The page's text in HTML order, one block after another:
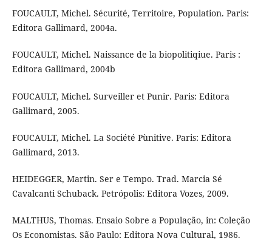
FOUCAULT, Michel. Sécurité, Territoire, Population. Paris:
Editora Gallimard, 2004a.
FOUCAULT, Michel. Naissance de la biopolitiqiue. Paris :
Editora Gallimard, 2004b
FOUCAULT, Michel. Surveiller et Punir. Paris: Editora
Gallimard, 2005.
FOUCAULT, Michel. La Société Pùnitive. Paris: Editora
Gallimard, 2013.
HEIDEGGER, Martin. Ser e Tempo. Trad. Marcia Sé
Cavalcanti Schuback. Petrópolis: Editora Vozes, 2009.
MALTHUS, Thomas. Ensaio Sobre a População, in: Coleção
Os Economistas. São Paulo: Editora Nova Cultural, 1986.